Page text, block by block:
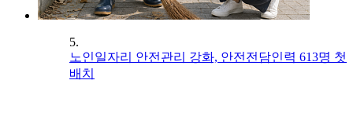
5.
노인일자리 안전관리 강화, 안전전담인력 613명 첫
배치